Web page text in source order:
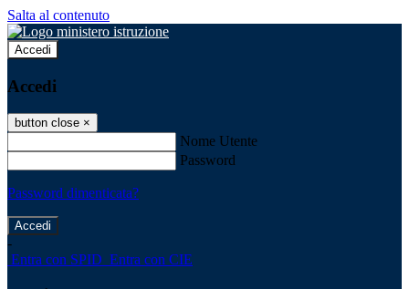
Salta al contenuto
Accedi
Accedi
button close ×
Nome Utente
Password
Password dimenticata?
-
Entra con SPID Entra con CIE